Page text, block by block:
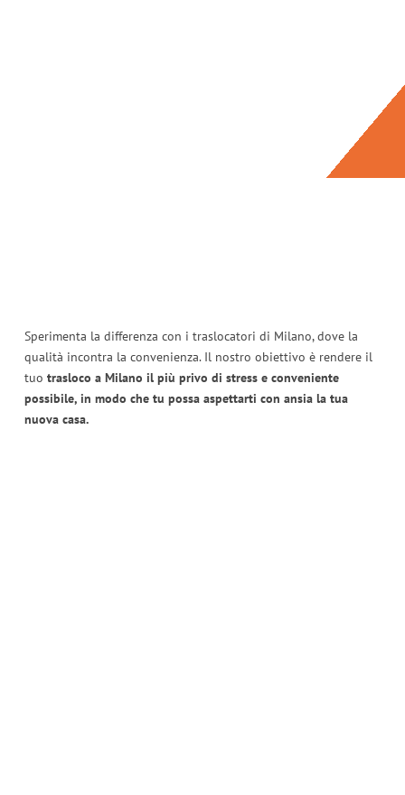
Sperimenta la differenza con i traslocatori di Milano, dove la
qualità incontra la convenienza. Il nostro obiettivo è rendere il
tuo trasloco a Milano il più privo di stress e conveniente
possibile, in modo che tu possa aspettarti con ansia la tua
nuova casa.